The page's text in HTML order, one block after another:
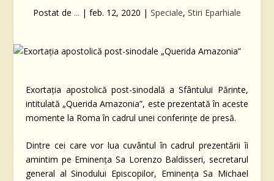
Postat de ... | feb. 12, 2020 | Speciale, Stiri Eparhiale
Exortaţia apostolică post-sinodală a Sfântului Părinte,
intitulată „Querida Amazonia”, este prezentată în aceste
momente la Roma în cadrul unei conferințe de presă.
Dintre cei care vor lua cuvântul în cadrul prezentării îi
amintim pe Eminența Sa Lorenzo Baldisseri, secretarul
general al Sinodului Episcopilor, Eminența Sa Michael